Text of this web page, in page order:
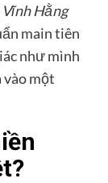
Vĩnh Hằng
main tiên
như mình
vào một